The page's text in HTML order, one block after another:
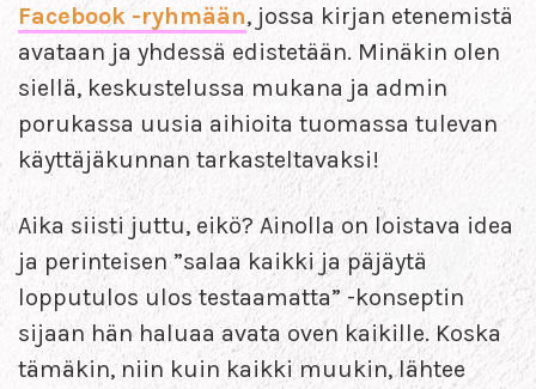
Facebook -ryhmään, jossa kirjan etenemistä
avataan ja yhdessä edistetään. Minäkin olen
siellä, keskustelussa mukana ja admin
porukassa uusia aihioita tuomassa tulevan
käyttäjäkunnan tarkasteltavaksi!
Aika siisti juttu, eikö? Ainolla on loistava idea
ja perinteisen ”salaa kaikki ja päjäytä
lopputulos ulos testaamatta” -konseptin
sijaan hän haluaa avata oven kaikille. Koska
tämäkin, niin kuin kaikki muukin, lähtee